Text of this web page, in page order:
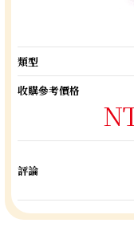
類型
收購參考價格
評論